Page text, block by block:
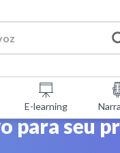
E-learning
para seu